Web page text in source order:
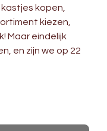
kopen,
kiezen,
Maar eindelijk
en zijn we op 22